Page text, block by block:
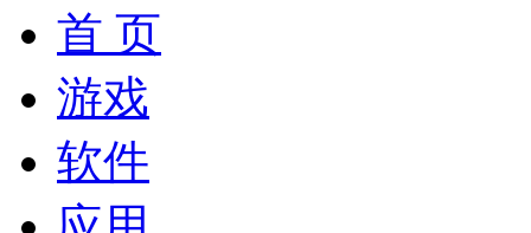
首 页
游戏
软件